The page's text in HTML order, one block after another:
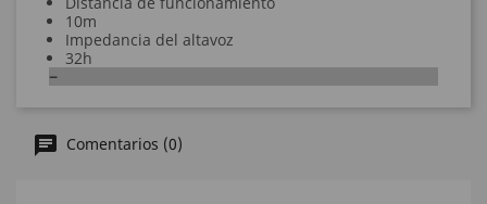
10m
Impedancia del altavoz
32h
Comentarios (0)